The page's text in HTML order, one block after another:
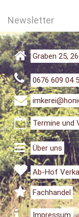
Newsletter
Graben 25,
0676 609 04
Termine und
Über uns
Ab-Hof
Fachhandel
Impressum